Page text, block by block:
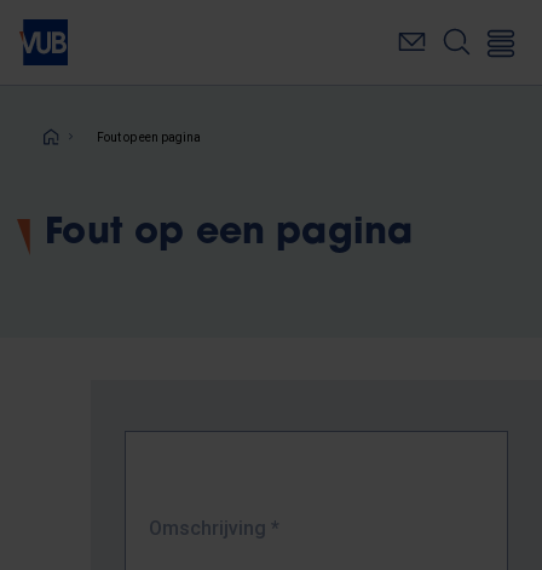
Overslaan
naar
inhoudKruimelpad
Fout op een pagina
Fout op een pagina
Omschrijving *